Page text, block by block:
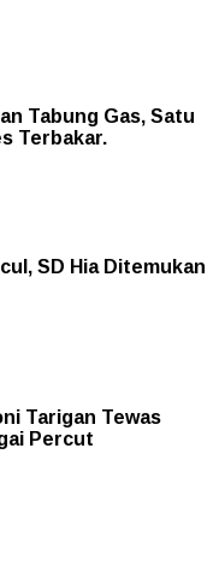
Tabung Gas, Satu
Terbakar.
SD Hia Ditemukan
Tarigan Tewas
Percut